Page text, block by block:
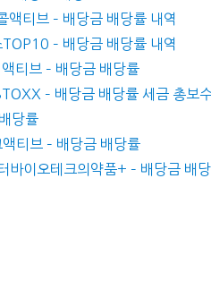
액티브 – 배당금 배당률 내역
– 배당금 배당률 내역
티브 – 배당금 배당률
– 배당금 배당률 세금 총보
당률
티브 – 배당금 배당률
바이오테크의약품+ – 배당금 배